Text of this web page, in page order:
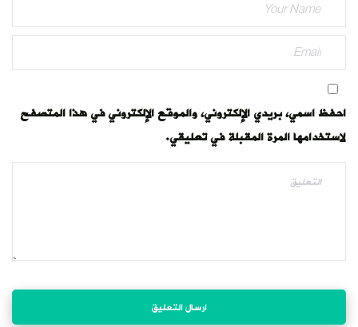
احفظ اسمي، بريدي الإلكتروني، والموقع الإلكتروني في هذا المتصفح
لاستخدامها المرة المقبلة في تعليقي.